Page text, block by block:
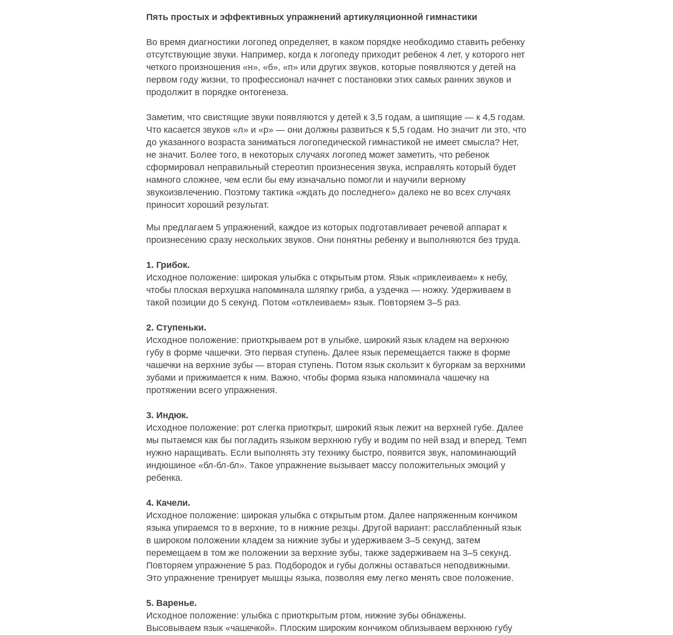
Пять простых и эффективных упражнений артикуляционной гимнастики
Во время диагностики логопед определяет, в каком порядке необходимо ставить ребенку
отсутствующие звуки. Например, когда к логопеду приходит ребенок 4 лет, у которого нет
четкого произношения «н», «б», «п» или других звуков, которые появляются у детей на
первом году жизни, то профессионал начнет с постановки этих самых ранних звуков и
продолжит в порядке онтогенеза.
Заметим, что свистящие звуки появляются у детей к 3,5 годам, а шипящие — к 4,5 годам.
Что касается звуков «л» и «р» — они должны развиться к 5,5 годам. Но значит ли это, что
до указанного возраста заниматься логопедической гимнастикой не имеет смысла? Нет,
не значит. Более того, в некоторых случаях логопед может заметить, что ребенок
сформировал неправильный стереотип произнесения звука, исправлять который будет
намного сложнее, чем если бы ему изначально помогли и научили верному
звукоизвлечению. Поэтому тактика «ждать до последнего» далеко не во всех случаях
приносит хороший результат.
Мы предлагаем 5 упражнений, каждое из которых подготавливает речевой аппарат к
произнесению сразу нескольких звуков. Они понятны ребенку и выполняются без труда.
1. Грибок.
Исходное положение: широкая улыбка с открытым ртом. Язык «приклеиваем» к небу,
чтобы плоская верхушка напоминала шляпку гриба, а уздечка — ножку. Удерживаем в
такой позиции до 5 секунд. Потом «отклеиваем» язык. Повторяем 3–5 раз.
2. Ступеньки.
Исходное положение: приоткрываем рот в улыбке, широкий язык кладем на верхнюю
губу в форме чашечки. Это первая ступень. Далее язык перемещается также в форме
чашечки на верхние зубы — вторая ступень. Потом язык скользит к бугоркам за верхними
зубами и прижимается к ним. Важно, чтобы форма языка напоминала чашечку на
протяжении всего упражнения.
3. Индюк.
Исходное положение: рот слегка приоткрыт, широкий язык лежит на верхней губе. Далее
мы пытаемся как бы погладить языком верхнюю губу и водим по ней взад и вперед. Темп
нужно наращивать. Если выполнять эту технику быстро, появится звук, напоминающий
индюшиное «бл-бл-бл». Такое упражнение вызывает массу положительных эмоций у
ребенка.
4. Качели.
Исходное положение: широкая улыбка с открытым ртом. Далее напряженным кончиком
языка упираемся то в верхние, то в нижние резцы. Другой вариант: расслабленный язык
в широком положении кладем за нижние зубы и удерживаем 3–5 секунд, затем
перемещаем в том же положении за верхние зубы, также задерживаем на 3–5 секунд.
Повторяем упражнение 5 раз. Подбородок и губы должны оставаться неподвижными.
Это упражнение тренирует мышцы языка, позволяя ему легко менять свое положение.
5. Варенье.
Исходное положение: улыбка с приоткрытым ртом, нижние зубы обнажены.
Высовываем язык «чашечкой». Плоским широким кончиком облизываем верхнюю губу